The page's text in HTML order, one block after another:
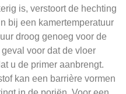
is, verstoort de hechting
bij een kamertemperatuur
droog genoeg voor de
voor dat de vloer
u de primer aanbrengt.
kan een barrière vormen